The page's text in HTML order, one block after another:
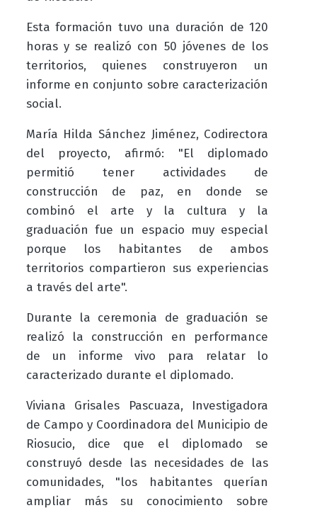
Esta formación tuvo una duración de 120
horas y se realizó con 50 jóvenes de los
territorios, quienes construyeron un
informe en conjunto sobre caracterización
social.
María Hilda Sánchez Jiménez, Codirectora
del proyecto, afirmó: "El diplomado
permitió tener actividades de
construcción de paz, en donde se
combinó el arte y la cultura y la
graduación fue un espacio muy especial
porque los habitantes de ambos
territorios compartieron sus experiencias
a través del arte".
Durante la ceremonia de graduación se
realizó la construcción en performance
de un informe vivo para relatar lo
caracterizado durante el diplomado.
Viviana Grisales Pascuaza, Investigadora
de Campo y Coordinadora del Municipio de
Riosucio, dice que el diplomado se
construyó desde las necesidades de las
comunidades, "los habitantes querían
ampliar más su conocimiento sobre